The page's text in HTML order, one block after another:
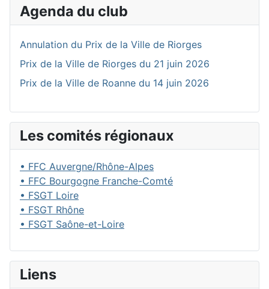
Agenda du club
Annulation du Prix de la Ville de Riorges
Prix de la Ville de Riorges du 21 juin 2026
Prix de la Ville de Roanne du 14 juin 2026
Les comités régionaux
• FFC Auvergne/Rhône-Alpes
• FFC Bourgogne Franche-Comté
• FSGT Loire
• FSGT Rhône
• FSGT Saône-et-Loire
Liens